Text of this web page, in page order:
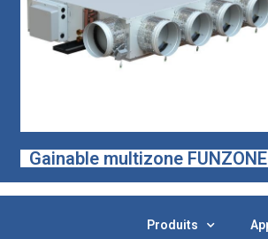
Gainable multizone FUNZONE
Produits